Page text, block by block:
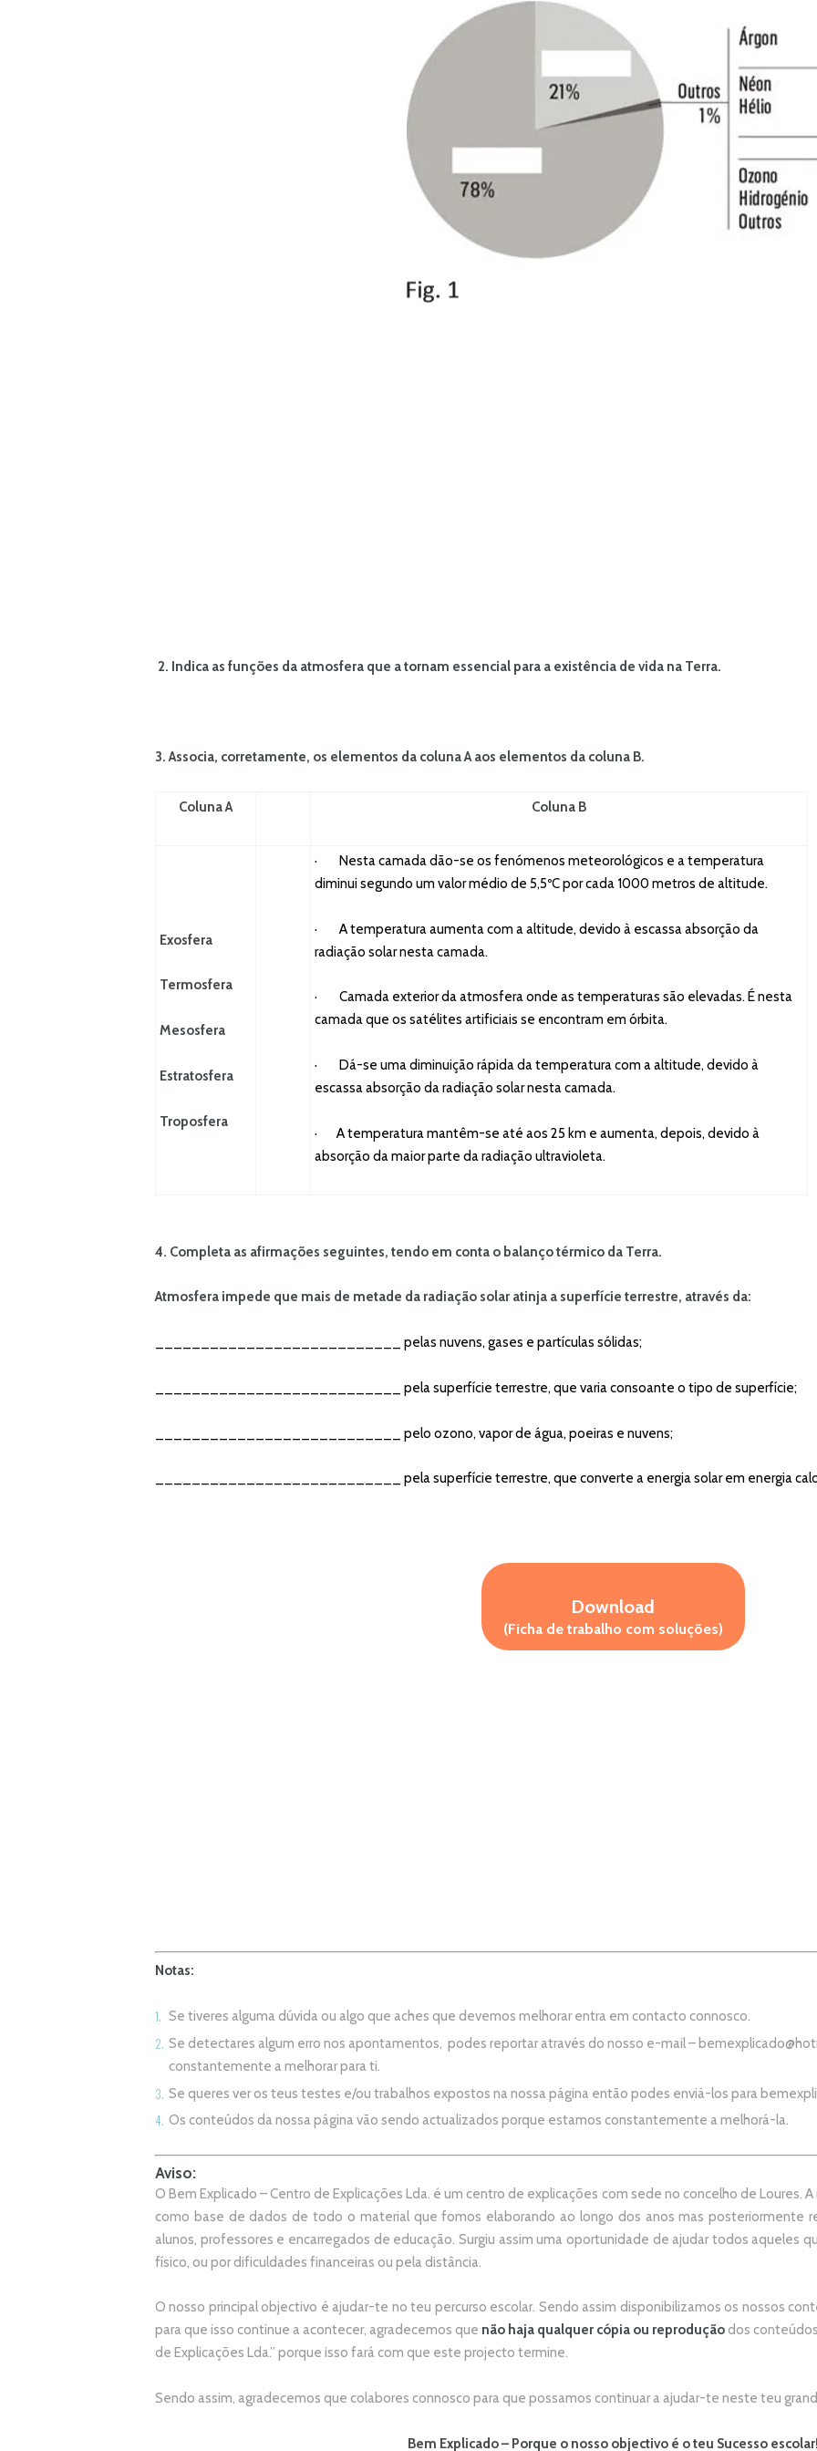
2. Indica as funções da atmosfera que a tornam essencial para a existência de vida na Terra.
3. Associa, corretamente, os elementos da coluna A aos elementos da coluna B.
Coluna A Coluna B
Exosfera
Termosfera
Mesosfera
Estratosfera
Troposfera
· Nesta camada dão-se os fenómenos meteorológicos e a temperatura
diminui segundo um valor médio de 5,5ºC por cada 1000 metros de altitude.
· A temperatura aumenta com a altitude, devido à escassa absorção da
radiação solar nesta camada.
· Camada exterior da atmosfera onde as temperaturas são elevadas. É nesta
camada que os satélites artificiais se encontram em órbita.
· Dá-se uma diminuição rápida da temperatura com a altitude, devido à
escassa absorção da radiação solar nesta camada.
· A temperatura mantêm-se até aos 25 km e aumenta, depois, devido à
absorção da maior parte da radiação ultravioleta.
4. Completa as afirmações seguintes, tendo em conta o balanço térmico da Terra.
Atmosfera impede que mais de metade da radiação solar atinja a superfície terrestre, através da:
___________________________ pelas nuvens, gases e partículas sólidas;
___________________________ pela superfície terrestre, que varia consoante o tipo de superfície;
___________________________ pelo ozono, vapor de água, poeiras e nuvens;
___________________________ pela superfície terrestre, que converte a energia solar em energia
Download
(Ficha de trabalho com soluções)
Notas:
Se tiveres alguma dúvida ou algo que aches que devemos melhorar entra em contacto connosco.
Se detectares algum erro nos apontamentos, podes reportar através do nosso e-mail –
constantemente a melhorar para ti.
Se queres ver os teus testes e/ou trabalhos expostos na nossa página então podes enviá-los para
Os conteúdos da nossa página vão sendo actualizados porque estamos constantemente a melhorá-la.
Aviso:
O Bem Explicado – Centro de Explicações Lda. é um centro de explicações com sede no concelho de Loures.
como base de dados de todo o material que fomos elaborando ao longo dos anos mas posteriormente
alunos, professores e encarregados de educação. Surgiu assim uma oportunidade de ajudar todos aqueles
físico, ou por dificuldades financeiras ou pela distância.
O nosso principal objectivo é ajudar-te no teu percurso escolar. Sendo assim disponibilizamos os nossos
para que isso continue a acontecer, agradecemos que não haja qualquer cópia ou reprodução dos
de Explicações Lda.” porque isso fará com que este projecto termine.
Sendo assim, agradecemos que colabores connosco para que possamos continuar a ajudar-te neste teu
Bem Explicado – Porque o nosso objectivo é o teu Sucesso escolar!